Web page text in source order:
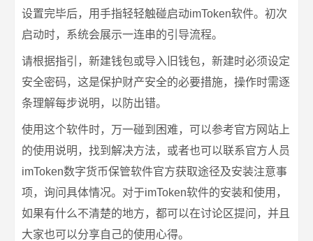
设置完毕后，用手指轻轻触碰启动imToken软件。初次
启动时，系统会展示一连串的引导流程。
请根据指引，新建钱包或导入旧钱包，新建时必须设定
安全密码，这是保护财产安全的必要措施，操作时需逐
条理解每步说明，以防出错。
使用这个软件时，万一碰到困难，可以参考官方网站上
的使用说明，找到解决方法，或者也可以联系官方人员
imToken数字货币保管软件官方获取途径及安装注意事
项，询问具体情况。对于imToken软件的安装和使用，
如果有什么不清楚的地方，都可以在讨论区提问，并且
大家也可以分享自己的使用心得。